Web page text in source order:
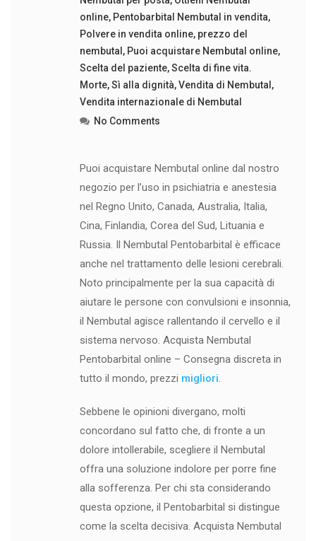
online, Pentobarbital Nembutal in vendita,
Polvere in vendita online, prezzo del
nembutal , Puoi acquistare Nembutal online,
Scelta del paziente,Scelta di fine vita.
Morte,Sì alla dignità,Vendita di Nembutal ,
Vendita internazionale di Nembutal
No Comments
Puoi acquistare Nembutal online dal nostro
negozio per l’uso in psichiatria e anestesia
nel Regno Unito, Canada, Australia, Italia,
Cina, Finlandia, Corea del Sud, Lituania e
Russia. Il Nembutal Pentobarbital è efficace
anche nel trattamento delle lesioni cerebrali.
Noto principalmente per la sua capacità di
aiutare le persone con convulsioni e insonnia,
il Nembutal agisce rallentando il cervello e il
sistema nervoso. Acquista Nembutal
Pentobarbital online – Consegna discreta in
tutto il mondo, prezzi migliori.
Sebbene le opinioni divergano, molti
concordano sul fatto che, di fronte a un
dolore intollerabile, scegliere il Nembutal
offra una soluzione indolore per porre fine
alla sofferenza. Per chi sta considerando
questa opzione, il Pentobarbital si distingue
come la scelta decisiva. Acquista Nembutal